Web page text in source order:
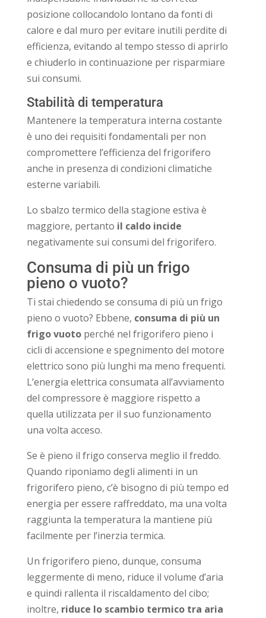
posizione collocandolo lontano da fonti di
calore e dal muro per evitare inutili perdite di
efficienza, evitando al tempo stesso di aprirlo
e chiuderlo in continuazione per risparmiare
sui consumi.
Stabilità di temperatura
Mantenere la temperatura interna costante
è uno dei requisiti fondamentali per non
compromettere l’efficienza del frigorifero
anche in presenza di condizioni climatiche
esterne variabili.
Lo sbalzo termico della stagione estiva è
maggiore, pertanto il caldo incide
negativamente sui consumi del frigorifero.
Consuma di più un frigo
pieno o vuoto?
Ti stai chiedendo se consuma di più un frigo
pieno o vuoto? Ebbene, consuma di più un
frigo vuotoperché nel frigorifero pieno i
cicli di accensione e spegnimento del motore
elettrico sono più lunghi ma meno frequenti.
L’energia elettrica consumata all’avviamento
del compressore è maggiore rispetto a
quella utilizzata per il suo funzionamento
una volta acceso.
Se è pieno il frigo conserva meglio il freddo.
Quando riponiamo degli alimenti in un
frigorifero pieno, c’è bisogno di più tempo ed
energia per essere raffreddato, ma una volta
raggiunta la temperatura la mantiene più
facilmente per l’inerzia termica.
Un frigorifero pieno, dunque, consuma
leggermente di meno, riduce il volume d’aria
e quindi rallenta il riscaldamento del cibo;
inoltre, riduce lo scambio termico tra aria